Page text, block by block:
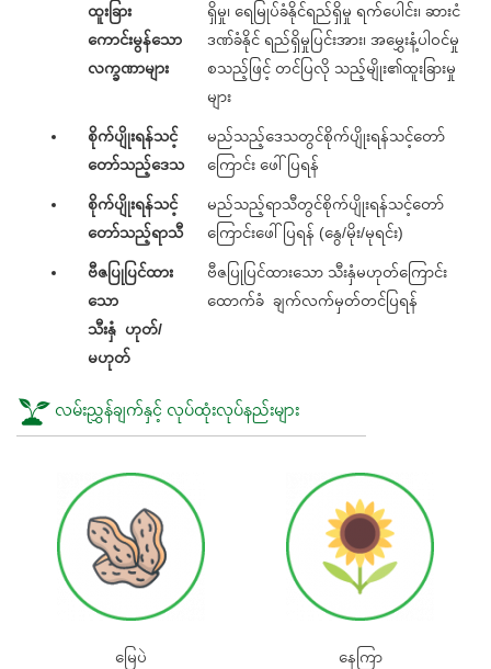
ထူးခြား
ကောင်းမွန်သော
လက္ခဏာများ
ရှိမှု၊ ရေမြုပ်ခံနိုင်ရည်ရှိမှု ရက်ပေါင်း၊ ဆားငံ
ဒဏ်ခံနိုင် ရည်ရှိမှုပြင်းအား၊ အမွှေးနံ့ပါဝင်မှု
စသည့်ဖြင့် တင်ပြလို သည့်မျိုး၏ထူးခြားမှု
များ
စိုက်ပျိုးရန်သင့်
တော်သည့်ဒေသ
မည်သည့်ဒေသတွင်စိုက်ပျိုးရန်သင့်တော်
ကြောင်း ဖေါ်ပြရန်
စိုက်ပျိုးရန်သင့်
တော်သည့်ရာသီ
မည်သည့်ရာသီတွင်စိုက်ပျိုးရန်သင့်တော်
ကြောင်းဖေါ်ပြရန် (နွေ/မိုး/မုရင်း)
ဗီဇပြုပြင်ထား
သော
သီးနှံ ဟုတ်/
မဟုတ်
ဗီဇပြုပြင်ထားသော သီးနှံမဟုတ်ကြောင်း
ထောက်ခံ ချက်လက်မှတ်တင်ပြရန်
လမ်းညွှန်ချက်နှင့် လုပ်ထုံးလုပ်နည်းများ
မြေပဲ နေကြာ